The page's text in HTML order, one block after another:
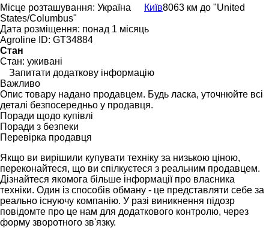
Місце розташування: Україна Київ8063 км до "United
States/Columbus"
Дата розміщення: понад 1 місяць
Agroline ID: GT34884
Стан
Стан: уживані
Запитати додаткову інформацію
Важливо
Опис товару надано продавцем. Будь ласка, уточнюйте всі
деталі безпосередньо у продавця.
Поради щодо купівлі
Поради з безпеки
Перевірка продавця
Якщо ви вирішили купувати техніку за низькою ціною,
переконайтеся, що ви спілкуєтеся з реальним продавцем.
Дізнайтеся якомога більше інформації про власника
техніки. Один із способів обману - це представляти себе за
реально існуючу компанію. У разі виникнення підозр
повідомте про це нам для додаткового контролю, через
форму зворотного зв'язку.